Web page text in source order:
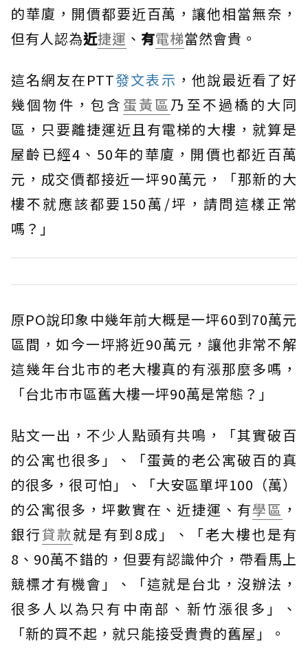
的華廈，開價都要近百萬，讓他相當無奈，
但有人認為近捷運 、 有電梯當然會貴。
這名網友在PTT發文表示 ，他說最近看了好
幾個物件，包含 蛋黃區乃至不過橋的大同
區，只要離捷運近且有電梯的大樓，就算是
屋齡已經4、50年的華廈，開價也都近百萬
元，成交價都接近一坪90萬元，「那新的大
樓不就應該都要150萬/坪，請問這樣正常
嗎？」
原PO說印象中幾年前大概是一坪60到70萬元
區間，如今一坪將近90萬元，讓他非常不解
這幾年台北市的老大樓真的有漲那麼多嗎，
「台北市市區舊大樓一坪90萬是常態？」
貼文一出，不少人點頭有共鳴，「其實破百
的公寓也很多」、「蛋黃的老公寓破百的真
的很多，很可怕」、「大安區單坪100（萬）
的公寓很多，坪數實在、近捷運、有學區 ，
銀行貸款就是有到8成」、「老大樓也是有
8、90萬不錯的，但要有認識仲介，帶看馬上
競標才有機會」、「這就是台北，沒辦法，
很多人以為只有中南部、新竹漲很多」、
「新的買不起，就只能接受貴貴的舊屋」。